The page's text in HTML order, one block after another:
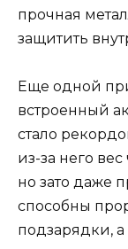
прочная
защитить
Еще одной
встроенный
стало
из-за него
но зато даже
способны
подзарядки,